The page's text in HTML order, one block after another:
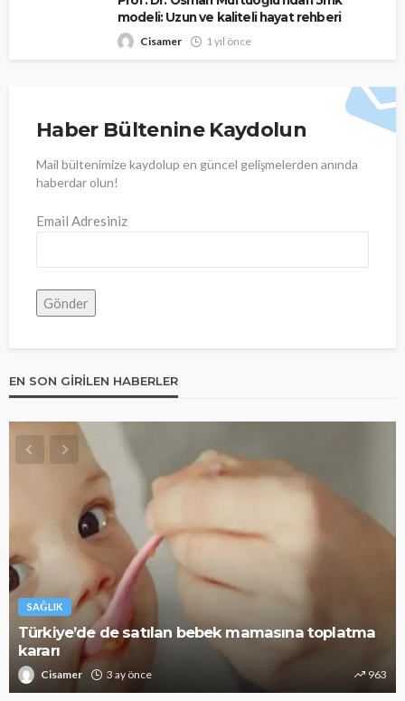
modeli: Uzun ve kaliteli hayat rehberi
Cisamer 1 yıl önce
Haber Bültenine Kaydolun
Mail bültenimize kaydolup en güncel gelişmelerden anında
haberdar olun!
Email Adresiniz
EN SON GIRILEN HABERLER
mamasına toplatma
963
SAĞLIK
Alzheimer riskini azaltıyor:
Cisamer